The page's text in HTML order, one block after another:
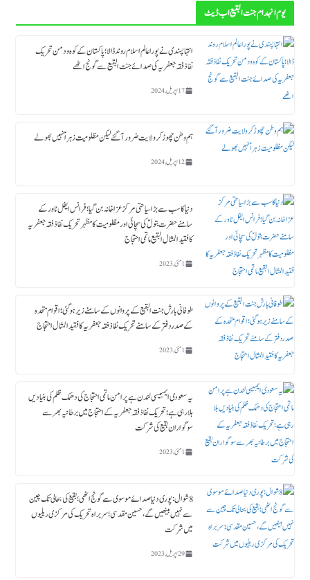
یوم انہدام جنت البقیع اب ڈیٹ
انتہاپسندی نے پورا عالم اسلام روند ڈالا؛ پاکستان کے کوہ و دمن تحریک
نفاذ فقہ جعفریہ کی صدائے جنت البقیع سے گونج اٹھے
17 اپریل, 2024
ہم وطن چھوڑ کر ولایت ضرور آگئے لیکن مظلومیت زہراؑ نہیں بھولے
12 اپریل, 2024
دنیا کا سب سے بڑا سیاحتی مرکز عزاخانہ بن گیا ؛ فرانس ایفل ٹاورکے
سامنے حضرت بتولؑ کی سچائی اور مظلومیت کا مظہر تحریک نفاذ فقہ جعفریہ
کا فقید المثال البقیع ماتمی احتجاج
1 مئی, 2023
طوفانی بارش جنت البقیع کے پروانوں کے سامنے زیر ہوگئی ؛ اقوام متحدہ
کے صدردفتر کے سامنے تحریک نفاذ فقہ جعفریہ کا فقید المثال احتجاج
1 مئی, 2023
یہ سعودی ایمبیسی لندن ہے پرامن ماتمی احتجاج کی دھمک ظلم کی بنیادیں
ہلا رہی ہے؛ تحریک نفاذ فقہ جعفریہ کے احتجاج میں برطانیہ بھر سے
سوگواران بقیع کی شرکت
1 مئی, 2023
8 شوال : پوری دنیا صدائے موسوی سے گونج اٹھی ؛ بقیع کی بحالی تک چین
سے نہیں بیٹھیں گے، حسین مقدسی؛ سربراہ تحریک کی مرکزی ریلیوں
میں شرکت
29 اپریل, 2023